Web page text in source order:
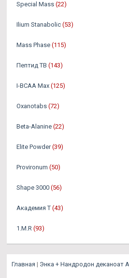
Special Mass (22)
Ilium Stanabolic (53)
Mass Phase (115)
Пептид TB (143)
I-BCAA Max (125)
Oxanotabs (72)
Beta-Alanine (22)
Elite Powder (39)
Provironum (50)
Shape 3000 (56)
Академия Т (43)
1.M.R (93)
Главная | Энка + Нандродон деканоат